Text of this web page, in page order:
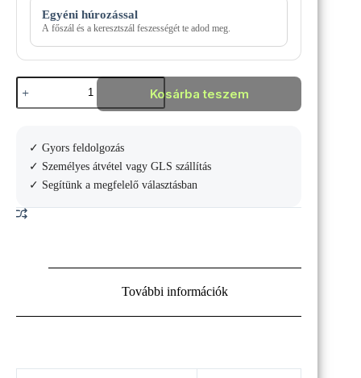
Egyéni húrozással
A főszál és a keresztszál feszességét te adod meg.
HEAD
SPEED
TEAM
mennyiség
Kosárba teszem
✓ Gyors feldolgozás
✓ Személyes átvétel vagy GLS szállítás
✓ Segítünk a megfelelő választásban
További információk